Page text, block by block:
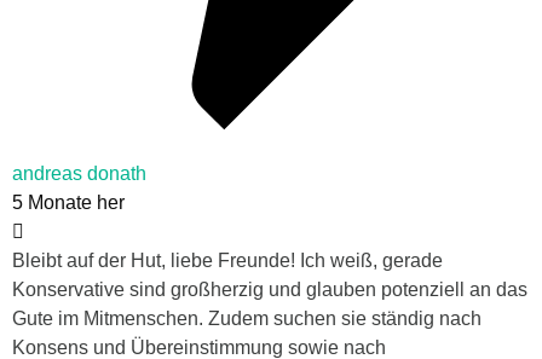
andreas donath
5 Monate her
Bleibt auf der Hut, liebe Freunde! Ich weiß, gerade
Konservative sind großherzig und glauben potenziell an das
Gute im Mitmenschen. Zudem suchen sie ständig nach
Konsens und Übereinstimmung sowie nach